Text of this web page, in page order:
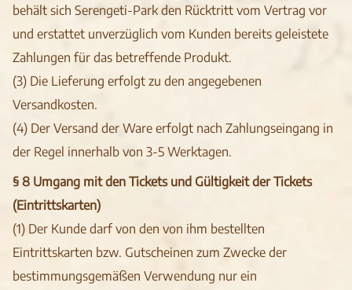
behält sich Serengeti-Park den Rücktritt vom Vertrag vor
und erstattet unverzüglich vom Kunden bereits geleistete
Zahlungen für das betreffende Produkt.
(3) Die Lieferung erfolgt zu den angegebenen
Versandkosten.
(4) Der Versand der Ware erfolgt nach Zahlungseingang in
der Regel innerhalb von 3-5 Werktagen.
§ 8 Umgang mit den Tickets und Gültigkeit der Tickets
(Eintrittskarten)
(1) Der Kunde darf von den von ihm bestellten
Eintrittskarten bzw. Gutscheinen zum Zwecke der
bestimmungsgemäßen Verwendung nur ein